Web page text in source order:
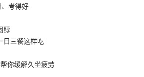
考得好
醇
日三餐这样吃
你缓解久坐疲劳